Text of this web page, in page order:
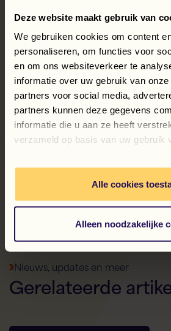
Deze website maakt gebruik van
We gebruiken cookies om content
personaliseren, om functies voor
en om ons websiteverkeer te
informatie over uw gebruik van
partners voor social media,
partners kunnen deze gegevens
informatie die u aan ze heeft
verzameld op basis van uw gebruik
Alle cookies
Alleen noodzakelijke
Terug naar overzicht
Nieuws, updates en meer
Gerelateerde